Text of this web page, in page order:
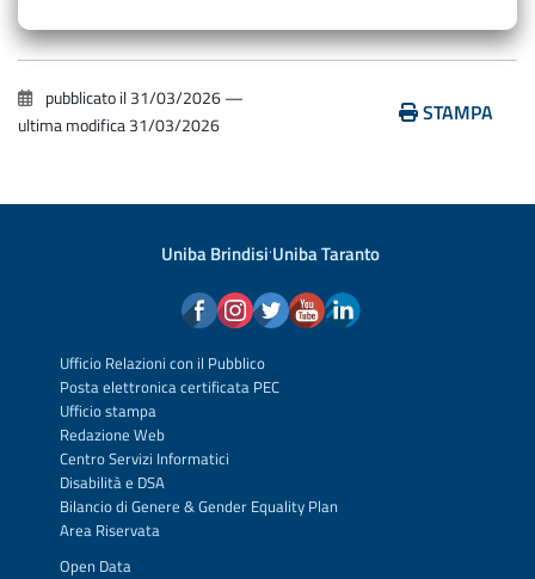
pubblicato il31/03/2026—
ultima modifica31/03/2026 STAMPA
Uniba Brindisi·Uniba Taranto
Ufficio Relazioni con il Pubblico
Posta elettronica certificata PEC
Ufficio stampa
Redazione Web
Centro Servizi Informatici
Disabilità e DSA
Bilancio di Genere & Gender Equality Plan
Area Riservata
Open Data